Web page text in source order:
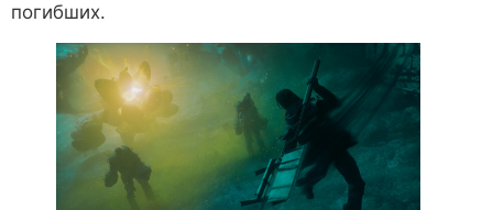
погибших.